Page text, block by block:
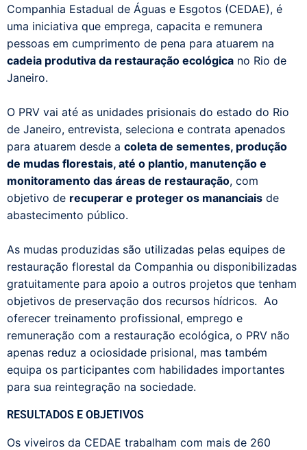
Companhia Estadual de Águas e Esgotos (CEDAE), é
uma iniciativa que emprega, capacita e remunera
pessoas em cumprimento de pena para atuarem na
cadeia produtiva da restauração ecológica no Rio de
Janeiro.
O PRV vai até as unidades prisionais do estado do Rio
de Janeiro, entrevista, seleciona e contrata apenados
para atuarem desde a coleta de sementes, produção
de mudas florestais, até o plantio, manutenção e
monitoramento das áreas de restauração, com
objetivo de recuperar e proteger os mananciais de
abastecimento público.
As mudas produzidas são utilizadas pelas equipes de
restauração florestal da Companhia ou disponibilizadas
gratuitamente para apoio a outros projetos que tenham
objetivos de preservação dos recursos hídricos. Ao
oferecer treinamento profissional, emprego e
remuneração com a restauração ecológica, o PRV não
apenas reduz a ociosidade prisional, mas também
equipa os participantes com habilidades importantes
para sua reintegração na sociedade.
RESULTADOS E OBJETIVOS
Os viveiros da CEDAE trabalham com mais de 260